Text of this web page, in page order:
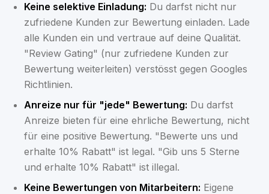
Keine selektive Einladung: Du darfst nicht nur
zufriedene Kunden zur Bewertung einladen. Lade
alle Kunden ein und vertraue auf deine Qualität.
"Review Gating" (nur zufriedene Kunden zur
Bewertung weiterleiten) verstösst gegen Googles
Richtlinien.
Anreize nur für "jede" Bewertung: Du darfst
Anreize bieten für eine ehrliche Bewertung, nicht
für eine positive Bewertung. "Bewerte uns und
erhalte 10% Rabatt" ist legal. "Gib uns 5 Sterne
und erhalte 10% Rabatt" ist illegal.
Keine Bewertungen von Mitarbeitern: Eigene